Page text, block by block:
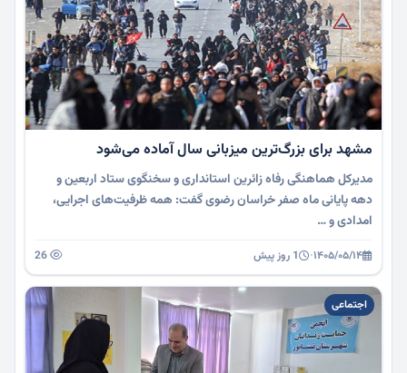
مشهد برای بزرگ‌ترین میزبانی سال آماده می‌شود
مدیرکل هماهنگی رفاه زائرین استانداری و سخنگوی ستاد اربعین و
دهه پایانی ماه صفر خراسان رضوی گفت: همه ظرفیت‌های اجرایی،
امدادی و …
۱۴۰۵/۰۵/۱۴· 1 روز پیش
اجتماعی